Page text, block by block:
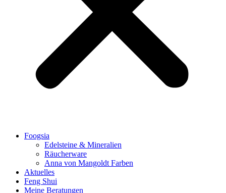
Foogsia
Edelsteine & Mineralien
Räucherware
Anna von Mangoldt Farben
Aktuelles
Feng Shui
Meine Beratungen